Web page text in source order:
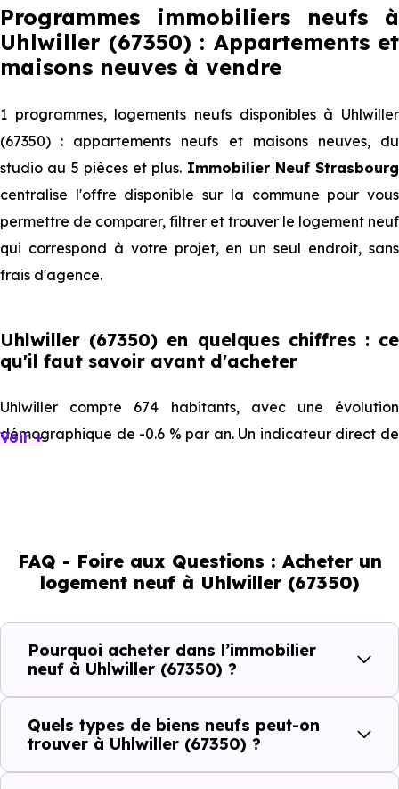
Programmes immobiliers neufs à
Uhlwiller (67350) : Appartements et
maisons neuves à vendre
1 programmes, logements neufs disponibles à Uhlwiller
(67350) : appartements neufs et maisons neuves, du
studio au 5 pièces et plus. Immobilier Neuf Strasbourg
centralise l'offre disponible sur la commune pour vous
permettre de comparer, filtrer et trouver le logement neuf
qui correspond à votre projet, en un seul endroit, sans
frais d'agence.
Uhlwiller (67350) en quelques chiffres : ce
qu'il faut savoir avant d'acheter
Uhlwiller compte 674 habitants, avec une évolution
démographique de -0.6 % par an. Un indicateur direct de
démographique qui renseigne directement sur la
demande locative locale et les typologies de biens les
plus recherchées.
Côté cadre de vie, Uhlwiller (67350) dispose de 0
commerces, 0 professions médicales et 1 établissements
scolaires. Des équipements du quotidien qui constituent
autant d'arguments concrets pour habiter ou investir
dans la commune.
Voir +
FAQ - Foire aux Questions : Acheter un
logement neuf à Uhlwiller (67350)
Pourquoi acheter dans l’immobilier
neuf à Uhlwiller (67350) ?
Quels types de biens neufs peut-on
trouver à Uhlwiller (67350) ?